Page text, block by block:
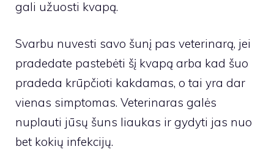
gali užuosti kvapą.
Svarbu nuvesti savo šunį pas veterinarą, jei
pradedate pastebėti šį kvapą arba kad šuo
pradeda krūpčioti kakdamas, o tai yra dar
vienas simptomas. Veterinaras galės
nuplauti jūsų šuns liaukas ir gydyti jas nuo
bet kokių infekcijų.